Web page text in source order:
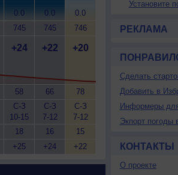
0.0
745
+24
58
С-З
10-15
18
+25
0.0
745
+22
66
С-З
7-12
16
+24
0.0
746
+20
78
С-З
7-12
15
+22
Установите
РЕКЛАМА
Сделать
Добавить в
Информеры
Экпорт погоды
КОНТАКТЫ
О проекте